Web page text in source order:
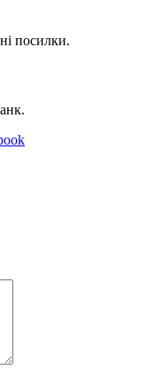
посилки.